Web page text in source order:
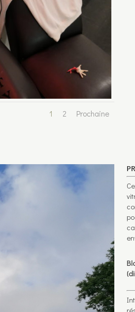
1 2 Prochaine